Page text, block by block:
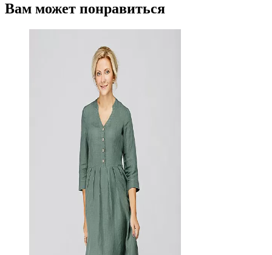
Вам может понравиться